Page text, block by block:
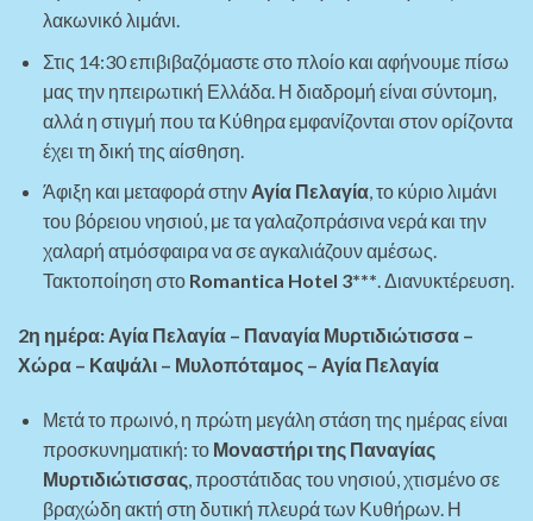
λακωνικό λιμάνι.
Στις 14:30 επιβιβαζόμαστε στο πλοίο και αφήνουμε πίσω
μας την ηπειρωτική Ελλάδα. Η διαδρομή είναι σύντομη,
αλλά η στιγμή που τα Κύθηρα εμφανίζονται στον ορίζοντα
έχει τη δική της αίσθηση.
Άφιξη και μεταφορά στην Αγία Πελαγία, το κύριο λιμάνι
του βόρειου νησιού, με τα γαλαζοπράσινα νερά και την
χαλαρή ατμόσφαιρα να σε αγκαλιάζουν αμέσως.
Τακτοποίηση στο Romantica Hotel 3***. Διανυκτέρευση.
2η ημέρα: Αγία Πελαγία – Παναγία Μυρτιδιώτισσα –
Χώρα – Καψάλι – Μυλοπόταμος – Αγία Πελαγία
Μετά το πρωινό, η πρώτη μεγάλη στάση της ημέρας είναι
προσκυνηματική: το Μοναστήρι της Παναγίας
Μυρτιδιώτισσας, προστάτιδας του νησιού, χτισμένο σε
βραχώδη ακτή στη δυτική πλευρά των Κυθήρων. Η